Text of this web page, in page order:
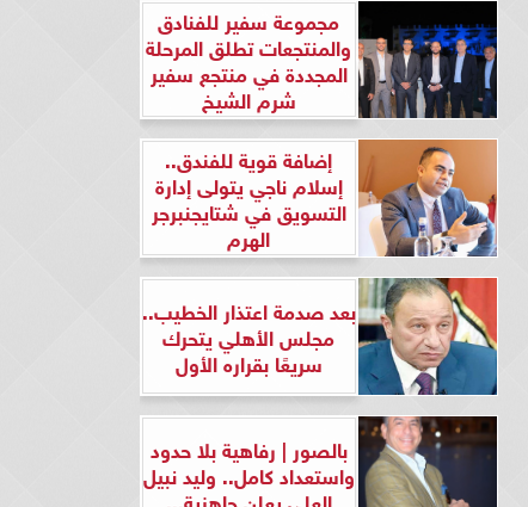
مجموعة سفير للفنادق
والمنتجعات تطلق المرحلة
المجددة في منتجع سفير
شرم الشيخ
إضافة قوية للفندق..
إسلام ناجي يتولى إدارة
التسويق في شتايجنبرجر
الهرم
بعد صدمة اعتذار الخطيب..
مجلس الأهلي يتحرك
سريعًا بقراره الأول
بالصور | رفاهية بلا حدود
واستعداد كامل.. وليد نبيل